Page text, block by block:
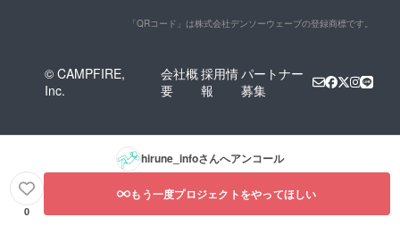
「QRコード」は株式会社デンソーウェーブの登録商標です。
© CAMPFIRE,
Inc.
会社概
要
採用情
報
パートナー
募集
hirune_infoさんへアンコール
0
もう一度プロジェクトをやってほしい